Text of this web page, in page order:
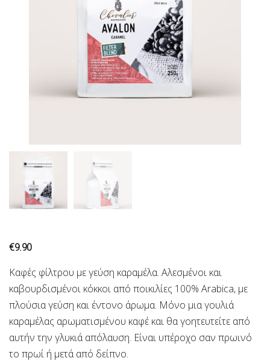
€9.90
Καφές φίλτρου με γεύση καραμέλα. Αλεσμένοι και
καβουρδισμένοι κόκκοι από ποικιλίες 100% Arabica, με
πλούσια γεύση και έντονο άρωμα. Μόνο μια γουλιά
καραμέλας αρωματισμένου καφέ και θα γοητευτείτε από
αυτήν την γλυκιά απόλαυση. Είναι υπέροχο σαν πρωινό
το πρωί ή μετά από δείπνο.